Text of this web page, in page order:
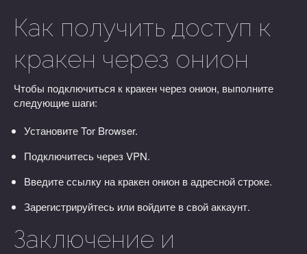
Как получить доступ к
кракен через онион
Чтобы подключиться к кракен через онион, выполните
следующие шаги:
Установите Tor Browser.
Подключитесь через VPN.
Введите ссылку на кракен онион в адресной строке.
Зарегистрируйтесь или войдите в свой аккаунт.
Заключение и